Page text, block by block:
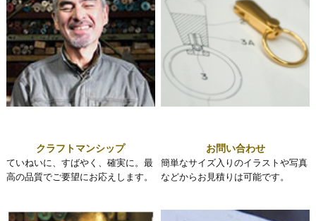
クラフトマンシップ
ていねいに、すばやく、確実に。最
高の品質でご要望にお応えします。
お問い合わせ
簡単なサイズ入りのイラストや写真
などからお見積りは可能です。